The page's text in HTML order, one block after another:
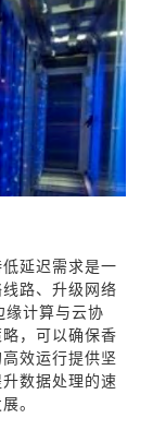
延迟需求是一
路、升级网络
缘计算与云协
，可以确保香
效运行提供坚
数据处理的速
。